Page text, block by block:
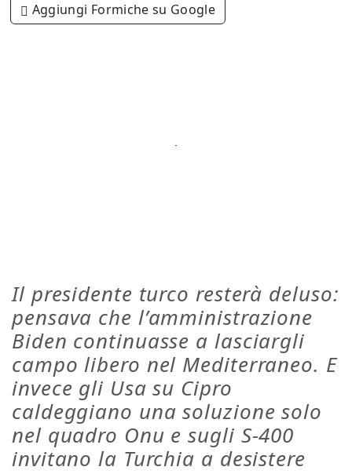
Aggiungi Formiche su Google
Il presidente turco resterà deluso:
pensava che l’amministrazione
Biden continuasse a lasciargli
campo libero nel Mediterraneo. E
invece gli Usa su Cipro
caldeggiano una soluzione solo
nel quadro Onu e sugli S-400
invitano la Turchia a desistere